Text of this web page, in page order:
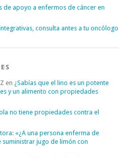
de apoyo a enfermos de cáncer en
consulta antes a tu oncólogo
en ¿Sabías que el lino es un potente
y un alimento con propiedades
no tiene propiedades contra el
«¿A una persona enferma de
jugo de limón con